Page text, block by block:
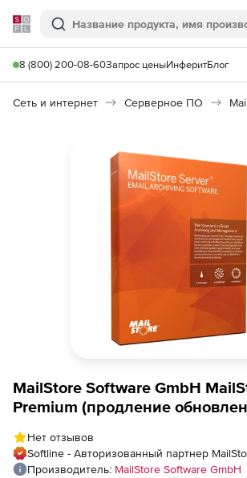
Softline
Поиск
8 (800) 200-08-60Запрос ценыИнферитБлог
Сеть и интернет Серверное ПО
MailStore Software GmbH
Premium (продление
годНет отзывов
Softline - Авторизованный партнер
Производитель: MailStore Software GmbH